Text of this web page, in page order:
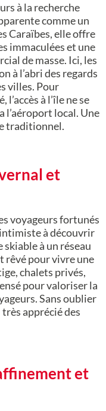
à la recherche
comme un
Caraïbes, elle offre
immaculées et une
de masse. Ici, les
à l’abri des regards
villes. Pour
à l’île ne se
l’aéroport local. Une
traditionnel.
et
voyageurs fortunés
à découvrir
à un réseau
rêvé pour vivre une
chalets privés,
pour valoriser la
Sans oublier
apprécié des
et